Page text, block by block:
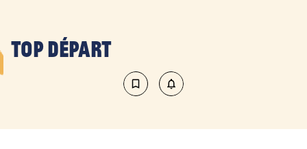
Top départ
bookmark_border notifications_none_outlined